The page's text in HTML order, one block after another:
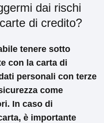
dai rischi
di credito?
tenere sotto
con la carta di
personali con terze
come
In caso di
è importante